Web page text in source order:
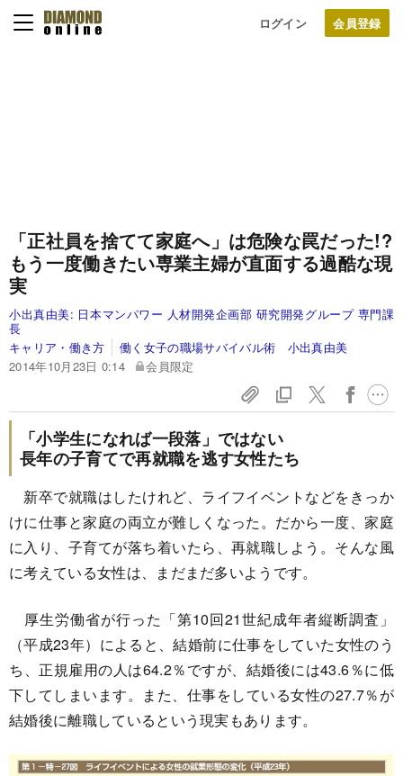
ログイン
「正社員を捨てて家庭へ」は危険な罠だった!?
もう一度働きたい専業主婦が直面する過酷な現
実
小出真由美: 日本マンパワー 人材開発企画部 研究開発グループ 専門課
長
キャリア・働き方
働く女子の職場サバイバル術 小出真由美
2014年10月23日 0:14
会員限定
「小学生になれば一段落」ではない
長年の子育てで再就職を逃す女性たち
新卒で就職はしたけれど、ライフイベントなどをきっか
けに仕事と家庭の両立が難しくなった。だから一度、家庭
に入り、子育てが落ち着いたら、再就職しよう。そんな風
に考えている女性は、まだまだ多いようです。
厚生労働省が行った「第10回21世紀成年者縦断調査」
（平成23年）によると、結婚前に仕事をしていた女性のう
ち、正規雇用の人は64.2％ですが、結婚後には43.6％に低
下してしまいます。また、仕事をしている女性の27.7％が
結婚後に離職しているという現実もあります。